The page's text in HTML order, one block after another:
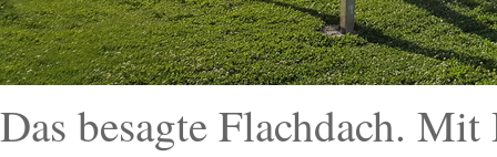
Das besagte Flachdach.